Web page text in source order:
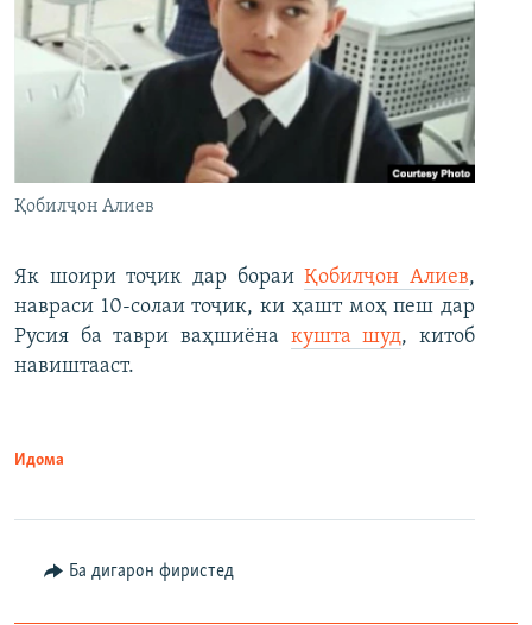
Қобилҷон Алиев
Як шоири тоҷик дар бораиҚобилҷон Алиев,
навраси 10-солаи тоҷик, ки ҳашт моҳ пеш дар
Русия ба таври ваҳшиёна кушта шуд, китоб
навиштааст.
Идома
Ба дигарон фиристед